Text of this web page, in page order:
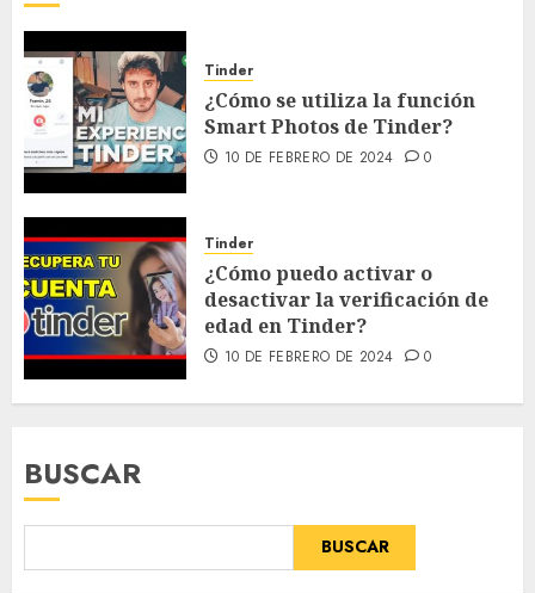
Tinder
¿Cómo se utiliza la función
Smart Photos de Tinder?
10 DE FEBRERO DE 2024 0
Tinder
¿Cómo puedo activar o
desactivar la verificación de
edad en Tinder?
10 DE FEBRERO DE 2024 0
BUSCAR
BUSCAR